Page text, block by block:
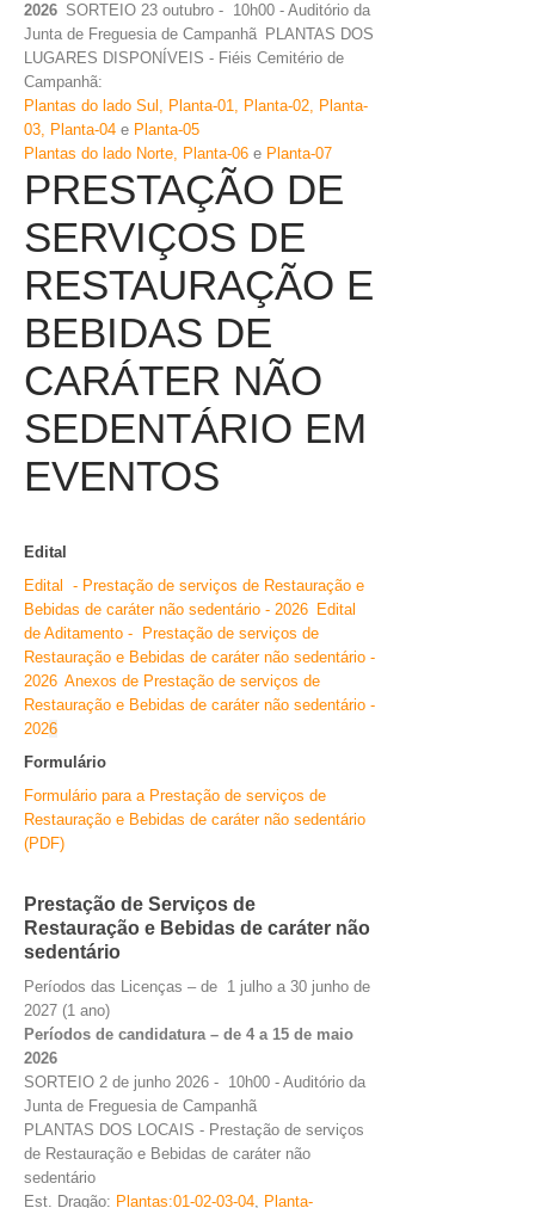
2026 SORTEIO 23 outubro - 10h00 - Auditório da
Junta de Freguesia de Campanhã PLANTAS DOS
LUGARES DISPONÍVEIS - Fiéis Cemitério de
Campanhã:
Plantas do lado Sul, Planta-01, Planta-02, Planta-
03, Planta-04 e Planta-05
Plantas do lado Norte, Planta-06 e Planta-07
PRESTAÇÃO DE
SERVIÇOS DE
RESTAURAÇÃO E
BEBIDAS DE
CARÁTER NÃO
SEDENTÁRIO EM
EVENTOS
Edital
Edital - Prestação de serviços de Restauração e
Bebidas de caráter não sedentário - 2026 Edital
de Aditamento - Prestação de serviços de
Restauração e Bebidas de caráter não sedentário -
2026 Anexos de Prestação de serviços de
Restauração e Bebidas de caráter não sedentário -
2026
Formulário
Formulário para a Prestação de serviços de
Restauração e Bebidas de caráter não sedentário
(PDF)
Prestação de Serviços de
Restauração e Bebidas de caráter não
sedentário
Períodos das Licenças – de 1 julho a 30 junho de
2027 (1 ano)
Períodos de candidatura – de 4 a 15 de maio
2026
SORTEIO 2 de junho 2026 - 10h00 - Auditório da
Junta de Freguesia de Campanhã
PLANTAS DOS LOCAIS - Prestação de serviços
de Restauração e Bebidas de caráter não
sedentário
Est. Dragão: Plantas:01-02-03-04, Planta-